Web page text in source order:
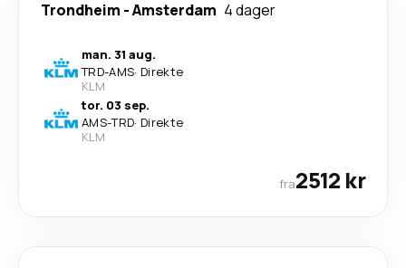
Trondheim -Amsterdam 4 dager
man. 31 aug.
TRD-AMS· Direkte
KLM
tor. 03 sep.
AMS-TRD· Direkte
KLM
fra2512 kr